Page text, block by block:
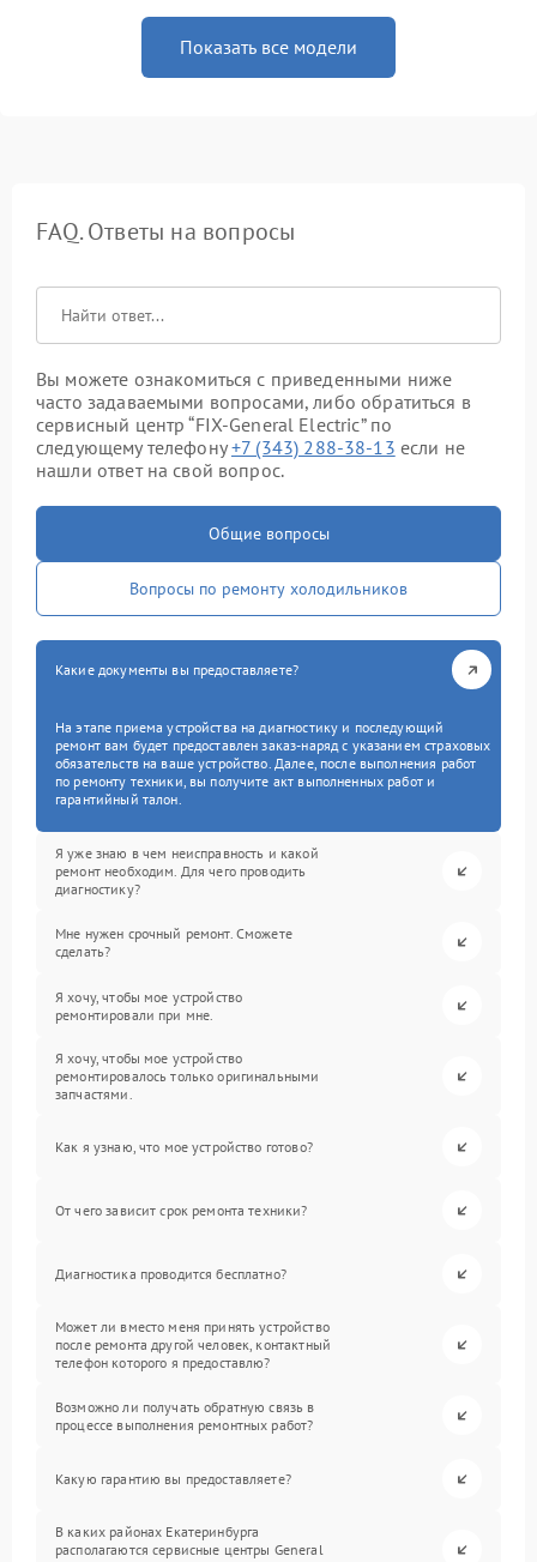
Показать все модели
FAQ. Ответы на вопросы
Вы можете ознакомиться с приведенными ниже
часто задаваемыми вопросами, либо обратиться в
сервисный центр “FIX-General Electric” по
следующему телефону+7 (343) 288-38-13 если не
нашли ответ на свой вопрос.
Общие вопросы
Вопросы по ремонту холодильников
Какие документы вы предоставляете?
На этапе приема устройства на диагностику и последующий
ремонт вам будет предоставлен заказ-наряд с указанием страховых
обязательств на ваше устройство. Далее, после выполнения работ
по ремонту техники, вы получите акт выполненных работ и
гарантийный талон.
Я уже знаю в чем неисправность и какой
ремонт необходим. Для чего проводить
диагностику?
Мне нужен срочный ремонт. Сможете
сделать?
Я хочу, чтобы мое устройство
ремонтировали при мне.
Я хочу, чтобы мое устройство
ремонтировалось только оригинальными
запчастями.
Как я узнаю, что мое устройство готово?
От чего зависит срок ремонта техники?
Диагностика проводится бесплатно?
Может ли вместо меня принять устройство
после ремонта другой человек, контактный
телефон которого я предоставлю?
Возможно ли получать обратную связь в
процессе выполнения ремонтных работ?
Какую гарантию вы предоставляете?
В каких районах Екатеринбурга
располагаются сервисные центры General